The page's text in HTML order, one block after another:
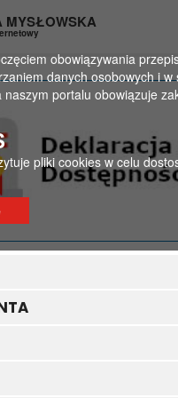
obowiązywania
danych osobowych i
portalu obowiązuje
pliki cookies w celu
MYSŁOWSKA
u
wsparcie
na